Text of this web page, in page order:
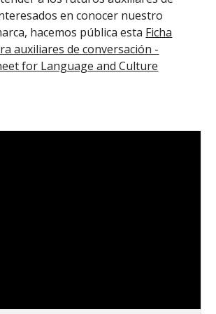
en conocer nuestro
hacemos pública esta Ficha
auxiliares de conversación -
for Language and Culture